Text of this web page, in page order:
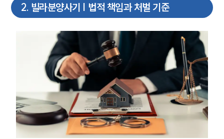
2. 빌라분양사기 | 법적 책임과 처벌 기준